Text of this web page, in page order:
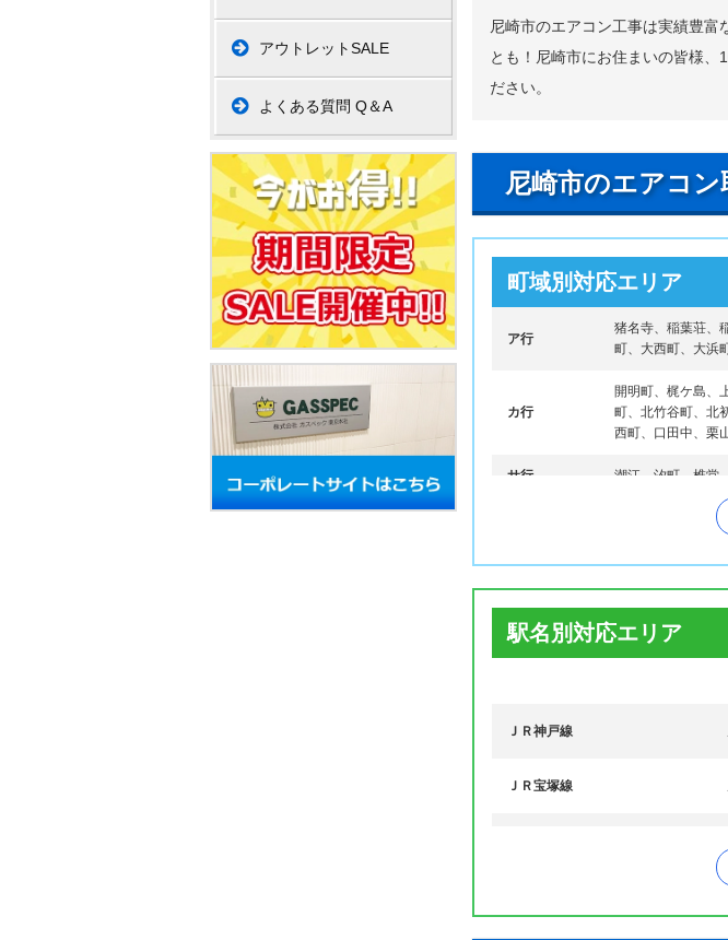
アウトレットSALE
よくある質問 Q＆A
尼崎市のエアコン工事は実績豊富
とも！尼崎市にお住まいの皆様、
ださい。
尼崎市のエアコ
町域別対応エリア
ア行
猪名寺、稲葉荘、
町、大西町、大浜
カ行
開明町、梶ケ島、
町、北竹谷町、北
西町、口田中、栗
サ行 潮江、汐町、椎堂
大物町、高田町
町、寺町、道意町
北通、西松島町、
丸島町、水堂町
駅名別対応エリア
ＪＲ神戸線
ＪＲ宝塚線